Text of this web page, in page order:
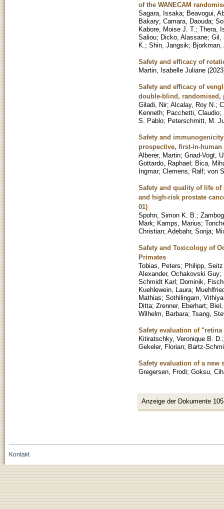
of the WANECAM
Sagara, Issaka; Beavogui,
Bakary; Camara, Daouda;
Kabore, Moise J. T. ; Thera,
Saliou; Dicko, Alassane; Gil,
K. ; Shin, Jangsik; Bjorkman,
Safety and efficacy of
Martin, Isabelle Juliane (2023
Safety and efficacy of
double-blind, randomised,
Giladi, Nir; Alcalay, Roy N. ;
Kenneth; Pacchetti, Claudio;
S. Pablo; Peterschmitt, M.
Safety and
prospective, first-in-
Alberer, Martin; Gnad-Vogt,
Gottardo, Raphael; Bica,
Ingmar; Clemens, Ralf; von
Safety and quality of life of
and high-risk prostate
01)
Spohn, Simon K. B. ;
Mark; Kamps, Marius;
Christian; Adebahr, Sonja;
Safety and Toxicology of
Primates
Tobias, Peters; Philipp,
Alexander, Ochakovski Guy;
Schmidt Karl; Dominik,
Kuehlewein, Laura;
Mathias; Sothilingam,
Ditta; Zrenner, Eberhart;
Wilhelm, Barbara; Tsang,
Safety evaluation of
Kitiratschky, Veronique B. D.
Gekeler, Florian; Bartz-
Safety evaluation of a
Gregersen, Frodi; Goksu,
Anzeige der Dokumente
Kontakt